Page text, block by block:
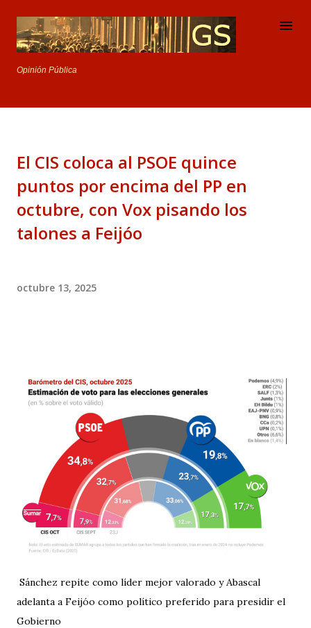
Ir al contenido principal
Opinión Pública
El CIS coloca al PSOE quince
puntos por encima del PP en
octubre, con Vox pisando los
talones a Feijóo
octubre 13, 2025
Sánchez repite como líder mejor valorado y Abascal
adelanta a Feijóo como político preferido para presidir el
Gobierno